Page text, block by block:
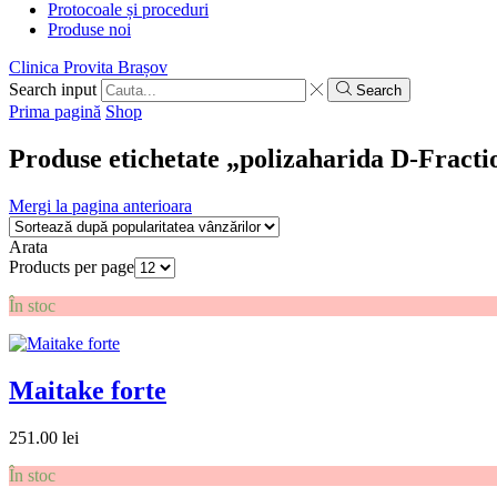
Protocoale și proceduri
Produse noi
Clinica Provita Brașov
Search input
Search
Prima pagină Shop
Produse etichetate „polizaharida D-
Mergi la pagina anterioara
Arata
Products per page
În stoc
Maitake forte
251.00 lei
În stoc